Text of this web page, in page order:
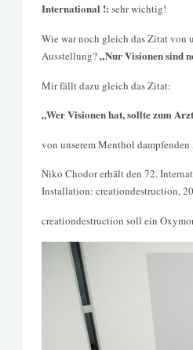
International !: sehr wichtig!
Wie war noch gleich das Zitat von
Ausstellung?„Nur Visionen sind
Mir fällt dazu gleich das Zitat:
„Wer Visionen hat, sollte zum
von unserem Menthol
Niko Chodor erhält den 72.
Installation: creationdestruction,
creationdestruction soll ein